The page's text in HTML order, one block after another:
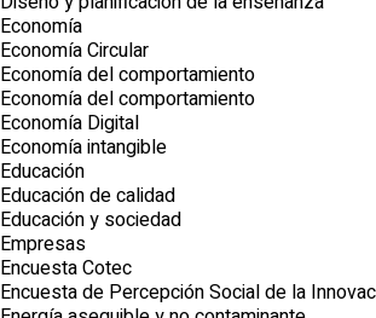
Economía
Economía Circular
Economía del comportamiento
Economía del comportamiento
Economía Digital
Economía intangible
Educación
Educación de calidad
Educación y sociedad
Empresas
Encuesta Cotec
Encuesta de Percepción Social de la